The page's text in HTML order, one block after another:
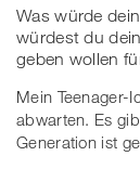
Was würde
würdest du
geben wollen
Mein Teenager-
abwarten. Es
Generation ist